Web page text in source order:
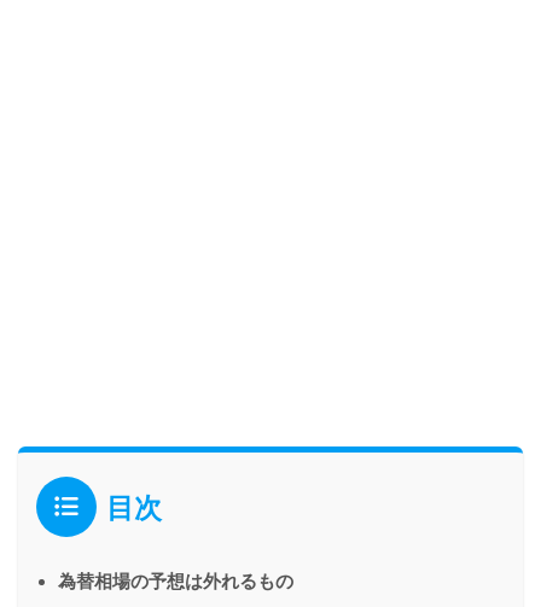
目次
為替相場の予想は外れるもの